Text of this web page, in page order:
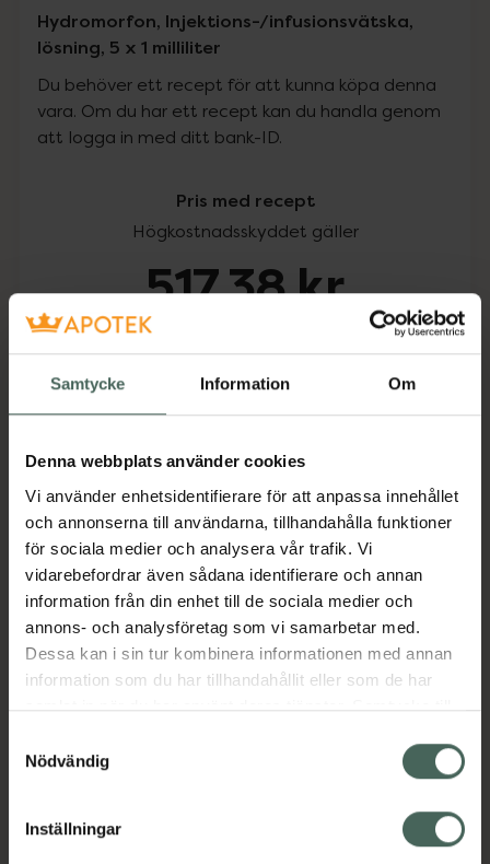
Samtycke Information Om
Denna webbplats använder cookies
Vi använder enhetsidentifierare för att anpassa innehållet
och annonserna till användarna, tillhandahålla funktioner
för sociala medier och analysera vår trafik. Vi
vidarebefordrar även sådana identifierare och annan
information från din enhet till de sociala medier och
annons- och analysföretag som vi samarbetar med.
Dessa kan i sin tur kombinera informationen med annan
information som du har tillhandahållit eller som de har
samlat in när du har använt deras tjänster. Samtycke till
återkalla ditt samtycke via webbplatsens
cookieinställningar. Ett återkallat samtycke påverkar inte
lagligheten av behandling som skett innan återkallelsen.
Nödvändig
Inställningar
Hydromorfon, Injektions-/infusionsvätska,
lösning, 5 x 1 milliliter
Du behöver ett recept för att kunna köpa denna
vara. Om du har ett recept kan du handla genom
att logga in med ditt bank-ID.
Pris med recept
Högkostnadsskyddet gäller
517,38 kr
Köp via ditt recept
Aktuella erbjudanden
Beskrivning Dölj
Läs alltid bipacksedeln innan
användning.
EAN:04750341003449
Bipacksedel från FASS Visa